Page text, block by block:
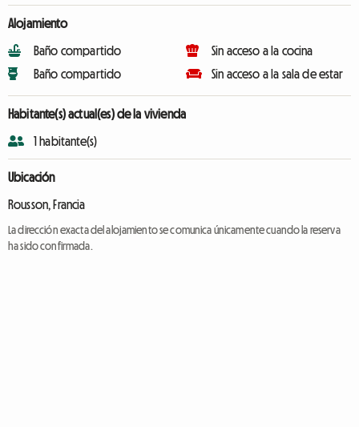
Alojamiento
Baño compartido
Baño compartido
Sin acceso a la cocina
Sin acceso a la sala de estar
Habitante(s) actual(es) de la vivienda
1 habitante(s)
Ubicación
Rousson, Francia
La dirección exacta del alojamiento se comunica únicamente cuando la reserva
ha sido confirmada.